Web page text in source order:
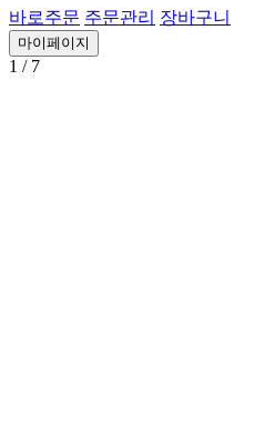
바로주문 주문관리 장바구니
마이페이지
1 / 7